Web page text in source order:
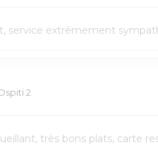
service extrêmement
2
très bons plats, carte